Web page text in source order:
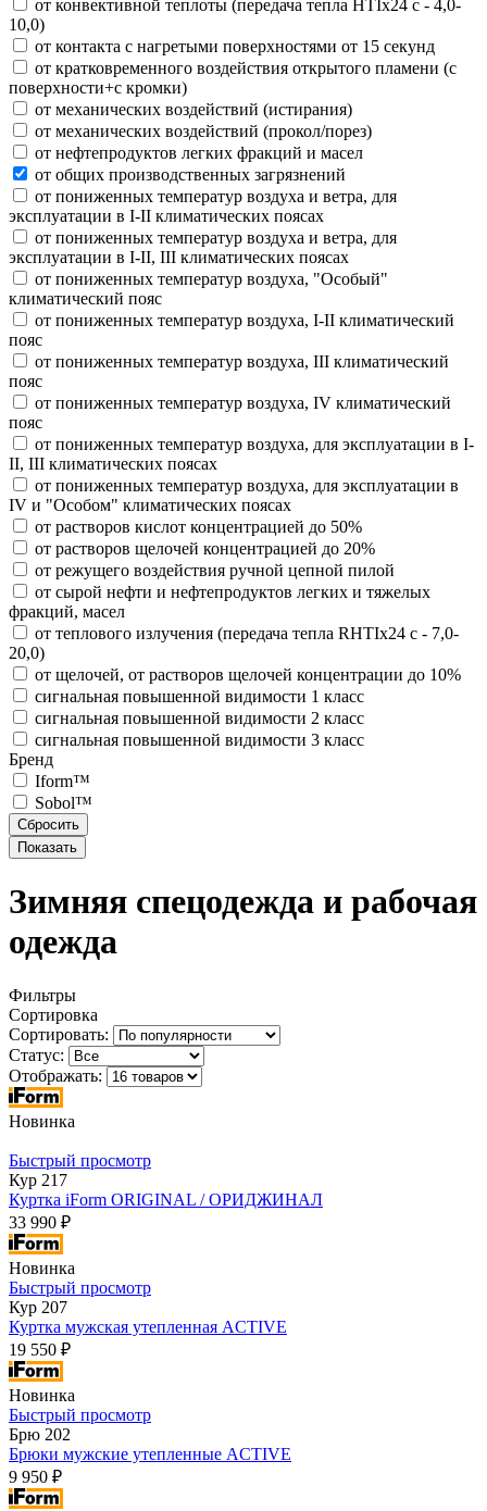
от конвективной теплоты (передача тепла HTIx24 с - 4,0-
10,0)
от контакта с нагретыми поверхностями от 15 секунд
от кратковременного воздействия открытого пламени (с
поверхности+с кромки)
от механических воздействий (истирания)
от механических воздействий (прокол/порез)
от нефтепродуктов легких фракций и масел
от общих производственных загрязнений
от пониженных температур воздуха и ветра, для
эксплуатации в I-II климатических поясах
от пониженных температур воздуха и ветра, для
эксплуатации в I-II, III климатических поясах
от пониженных температур воздуха, "Особый"
климатический пояс
от пониженных температур воздуха, I-II климатический
пояс
от пониженных температур воздуха, III климатический
пояс
от пониженных температур воздуха, IV климатический
пояс
от пониженных температур воздуха, для эксплуатации в I-
II, III климатических поясах
от пониженных температур воздуха, для эксплуатации в
IV и "Особом" климатических поясах
от растворов кислот концентрацией до 50%
от растворов щелочей концентрацией до 20%
от режущего воздействия ручной цепной пилой
от сырой нефти и нефтепродуктов легких и тяжелых
фракций, масел
от теплового излучения (передача тепла RHTIx24 с - 7,0-
20,0)
от щелочей, от растворов щелочей концентрации до 10%
сигнальная повышенной видимости 1 класс
сигнальная повышенной видимости 2 класс
сигнальная повышенной видимости 3 класс
Бренд
Iform™
Sobol™
Зимняя спецодежда и рабочая
одежда
Фильтры
Сортировка
Сортировать:
Статус:
Отображать:
Новинка
Быстрый просмотр
Кур 217
Куртка iForm ORIGINAL / ОРИДЖИНАЛ
33 990 ₽
Новинка
Быстрый просмотр
Кур 207
Куртка мужская утепленная ACTIVE
19 550 ₽
Новинка
Быстрый просмотр
Брю 202
Брюки мужские утепленные ACTIVE
9 950 ₽